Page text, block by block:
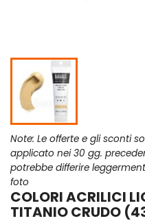
Note: Le offerte e gli sconti
applicato nei 30 gg.
potrebbe differire
foto
COLORI ACRILICI
TITANIO CRUDO